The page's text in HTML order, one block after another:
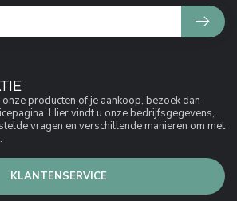
producten of je aankoop, bezoek dan
Hier vindt u onze bedrijfsgegevens,
vragen en verschillende manieren om met
KLANTENSERVICE